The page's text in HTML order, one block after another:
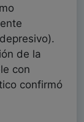
de la
con
confirmó